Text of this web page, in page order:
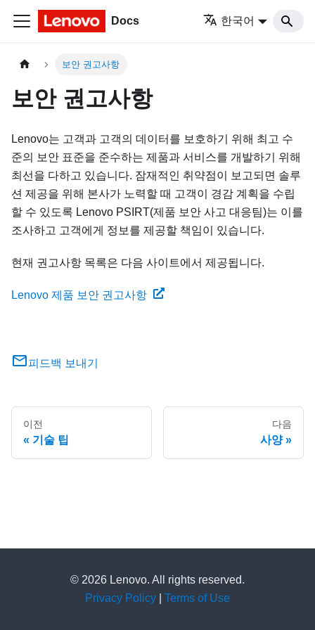
Docs 한국어
보안 권고사항
보안 권고사항
Lenovo는 고객과 고객의 데이터를 보호하기 위해 최고 수
준의 보안 표준을 준수하는 제품과 서비스를 개발하기 위해
최선을 다하고 있습니다. 잠재적인 취약점이 보고되면 솔루
션 제공을 위해 본사가 노력할 때 고객이 경감 계획을 수립
할 수 있도록 Lenovo PSIRT(제품 보안 사고 대응팀)는 이를
조사하고 고객에게 정보를 제공할 책임이 있습니다.
현재 권고사항 목록은 다음 사이트에서 제공됩니다.
Lenovo 제품 보안 권고사항
피드백 보내기
이전
기술 팁
다음
사양
© 2026 Lenovo. All rights reserved.
Privacy Policy
Terms of Use